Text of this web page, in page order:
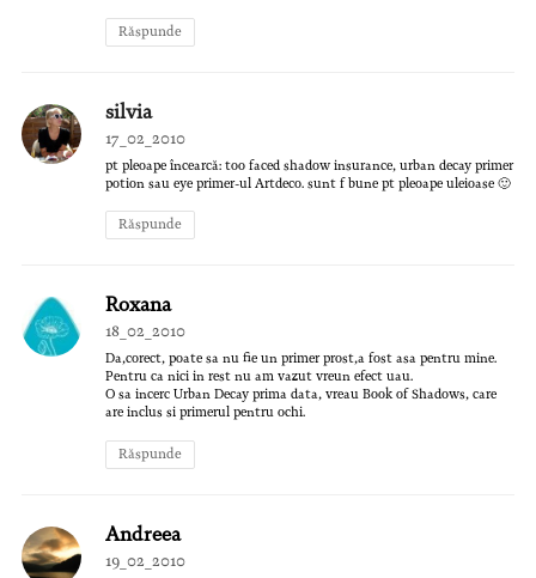
Răspunde
silvia
17_02_2010
pt pleoape încearcă: too faced shadow insurance, urban decay primer
potion sau eye primer-ul Artdeco. sunt f bune pt pleoape uleioase 🙂
Răspunde
Roxana
18_02_2010
Da,corect, poate sa nu fie un primer prost,a fost asa pentru mine.
Pentru ca nici in rest nu am vazut vreun efect uau.
O sa incerc Urban Decay prima data, vreau Book of Shadows, care
are inclus si primerul pentru ochi.
Răspunde
Andreea
19_02_2010